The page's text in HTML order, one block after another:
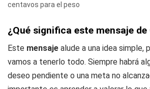
centavos para el peso
¿Qué significa este mensaje de
Este mensaje alude a una idea simple,
vamos a tenerlo todo. Siempre habrá
deseo pendiente o una meta no